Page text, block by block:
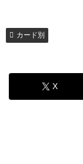
カード別
X